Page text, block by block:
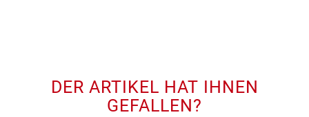
DER ARTIKEL HAT IHNEN
GEFALLEN?